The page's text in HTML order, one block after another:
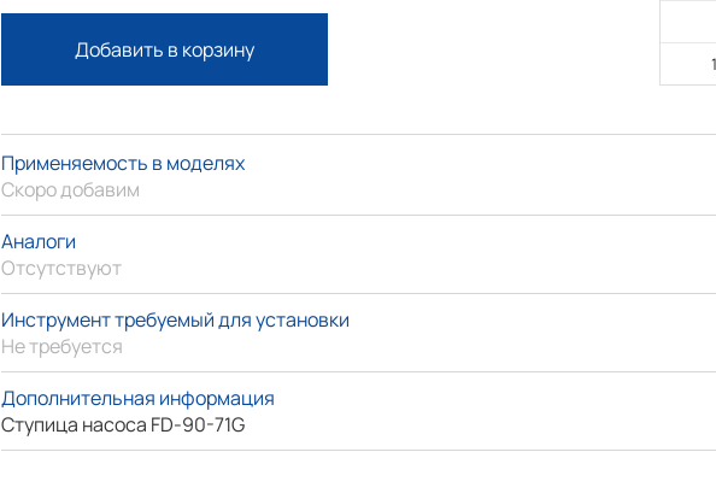
Добавить в корзину
Применяемость в моделях
Скоро добавим
Аналоги
Отсутствуют
Инструмент требуемый для установки
Не требуется
Дополнительная информация
Ступица насоса FD-90-71G